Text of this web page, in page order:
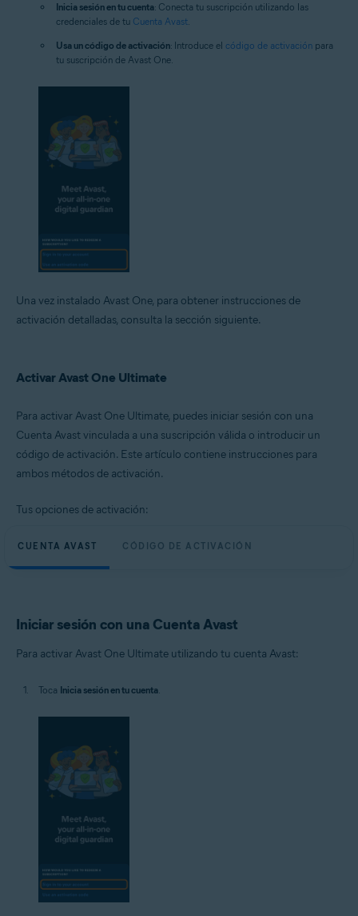
Inicia sesión en tu cuenta: Conecta tu suscripción utilizando las
credenciales de tu Cuenta Avast.
Usa un código de activación: Introduce el código de activación para
tu suscripción de Avast One.
Una vez instalado Avast One, para obtener instrucciones de
activación detalladas, consulta la sección siguiente.
Activar Avast One Ultimate
Para activar Avast One Ultimate, puedes iniciar sesión con una
Cuenta Avast vinculada a una suscripción válida o introducir un
código de activación. Este artículo contiene instrucciones para
ambos métodos de activación.
Tus opciones de activación:
CUENTA AVAST CÓDIGO DE ACTIVACIÓN
Iniciar sesión con una Cuenta Avast
Para activar Avast One Ultimate utilizando tu cuenta Avast:
Toca Inicia sesión en tu cuenta.